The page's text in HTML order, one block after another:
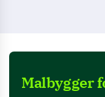
Malbygger